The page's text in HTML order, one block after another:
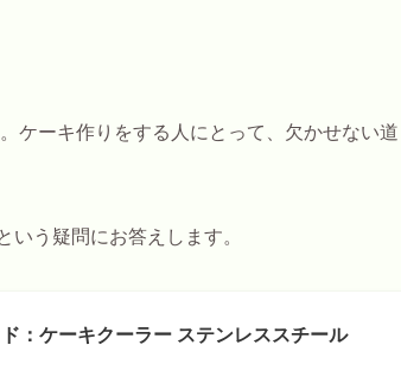
。ケーキ作りをする人にとって、欠かせない道
う疑問にお答えします。
：ケーキクーラー ステンレススチール